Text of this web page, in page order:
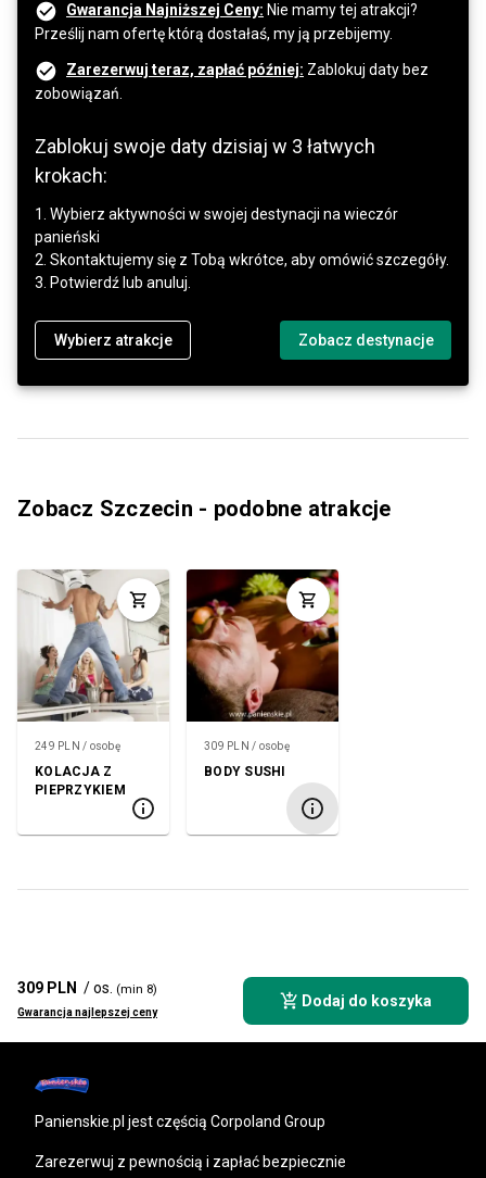
Gwarancja Najniższej Ceny: Nie mamy tej atrakcji?
Prześlij nam ofertę którą dostałaś, my ją przebijemy.
Zarezerwuj teraz, zapłać później: Zablokuj daty bez
zobowiązań.
Zablokuj swoje daty dzisiaj w 3 łatwych
krokach:
1. Wybierz aktywności w swojej destynacji na wieczór
panieński
2. Skontaktujemy się z Tobą wkrótce, aby omówić szczegóły.
3. Potwierdź lub anuluj.
Wybierz atrakcje Zobacz destynacje
Zobacz Szczecin - podobne atrakcje
249 PLN / osobę
KOLACJA Z
PIEPRZYKIEM
309 PLN / osobę
BODY SUSHI
309 PLN / os. (min 8)
Gwarancja najlepszej ceny
Dodaj do koszyka
panienskie.pl jest częścią Corpoland Group
Zarezerwuj z pewnością i zapłać bezpiecznie